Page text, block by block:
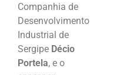
Companhia de
Desenvolvimento
Industrial de
Sergipe Décio
Portela, e o